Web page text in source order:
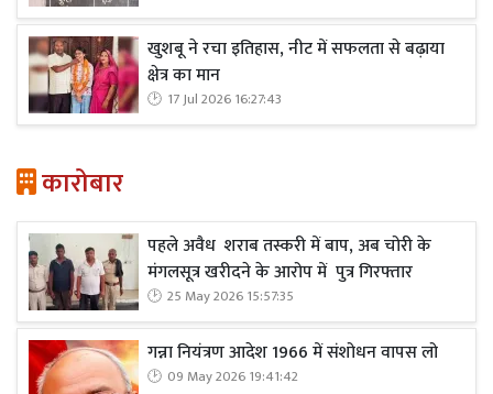
खुशबू ने रचा इतिहास, नीट में सफलता से बढ़ाया
क्षेत्र का मान
17 Jul 2026 16:27:43
कारोबार
पहले अवैध शराब तस्करी में बाप, अब चोरी के
मंगलसूत्र खरीदने के आरोप में पुत्र गिरफ्तार
25 May 2026 15:57:35
गन्ना नियंत्रण आदेश 1966 में संशोधन वापस लो
09 May 2026 19:41:42